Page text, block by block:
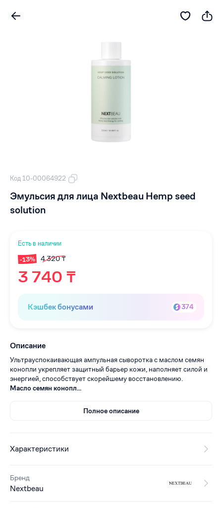
Код 10-00064922
Эмульсия для лица Nextbeau Hemp seed
solution
Есть в наличии
-13% 4 320 ₸
3 740 ₸
Кэшбек бонусами 374
Описание
Ультрауспокаивающая ампульная сыворотка с маслом семян
конопли укрепляет защитный барьер кожи, наполняет силой и
энергией, способствует скорейшему восстановлению.
Масло семян конопл...
Полное описание
Характеристики
Бренд
Nextbeau